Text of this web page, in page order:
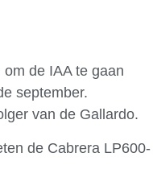
de IAA te gaan
september.
van de Gallardo.
de Cabrera LP600-